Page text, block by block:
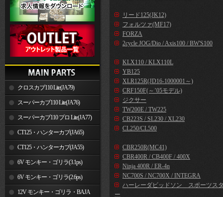
クロスカブ110 Lite(JA79)
スーパーカブ110 Lite(JA76)
スーパーカブ110 プロ Lite(JA77)
CT125・ハンターカブ(JA65)
CT125・ハンターカブ(JA55)
6V モンキー・ゴリラ(3.1ps)
6V モンキー・ゴリラ(2.6ps)
12V モンキー・ゴリラ・BAJA
リード125(JK12)
フォルツァ(MF17)
FORZA
2cycle JOG/Dio / Axis100 / BW'S100
KLX110 / KLX110L
YB125
XLR125R(JD16-1000001～)
CRF150F(～’05モデル)
ジクサー
TW200E / TW225
CB223S / SL230 / XL230
CL250/CL500
CBR250R(MC41)
CBR400R / CB400F / 400X
Ninja 400R / ER-4n
NC700S / NC700X / INTEGRA
ハーレーダビッドソン スポーツス
ー